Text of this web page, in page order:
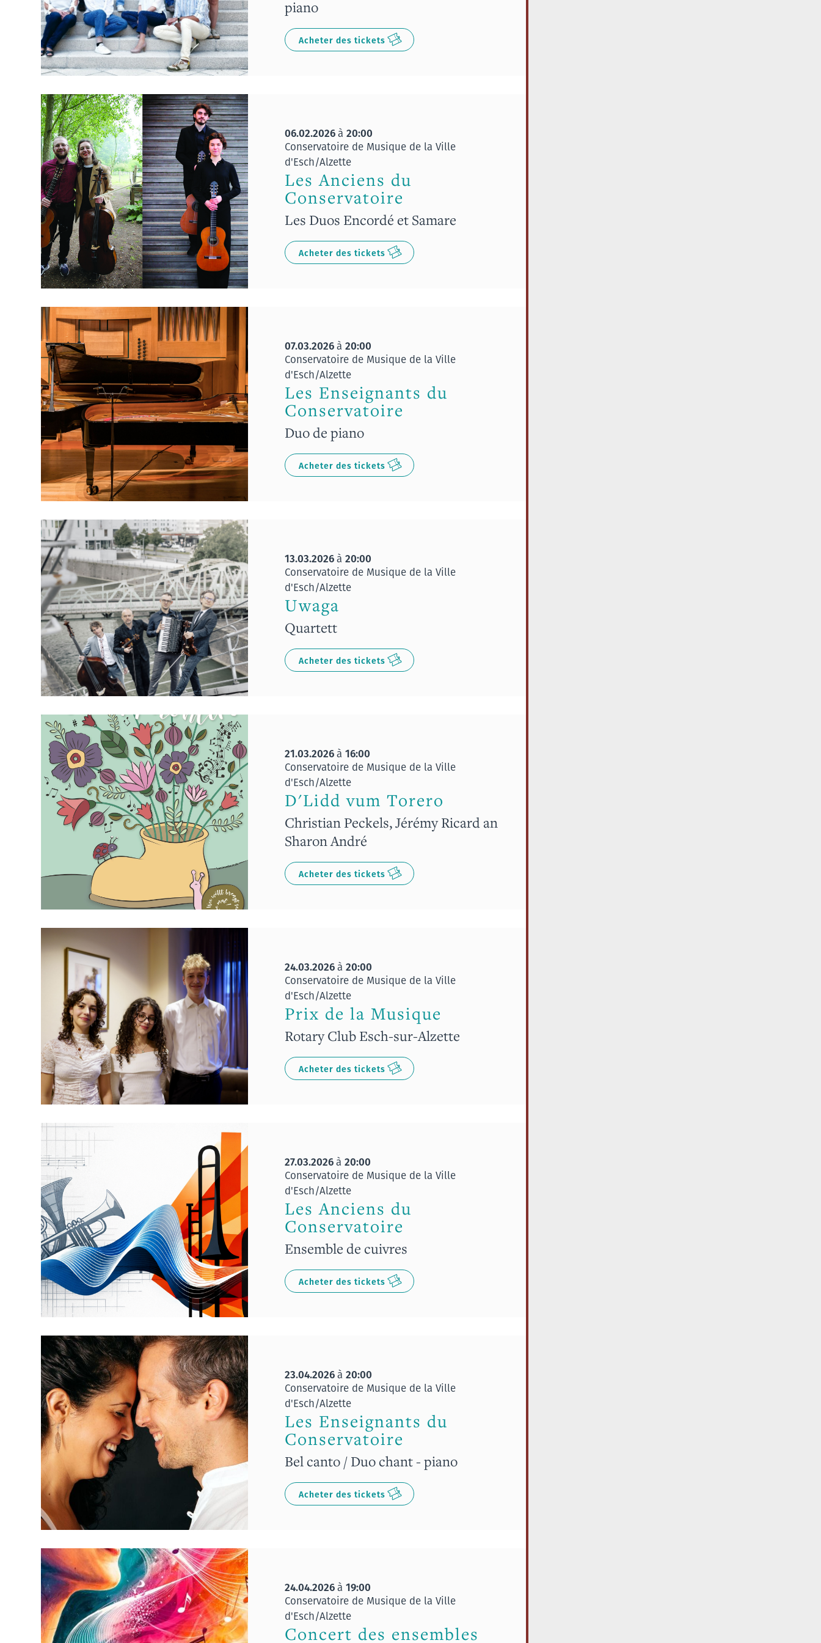
piano
Acheter des tickets
06.02.2026à 20:00
Conservatoire de Musique de la Ville
d'Esch/Alzette
Les Anciens du
Conservatoire
Les Duos Encordé et Samare
Acheter des tickets
07.03.2026à 20:00
Conservatoire de Musique de la Ville
d'Esch/Alzette
Les Enseignants du
Conservatoire
Duo de piano
Acheter des tickets
13.03.2026à 20:00
Conservatoire de Musique de la Ville
d'Esch/Alzette
Uwaga
Quartett
Acheter des tickets
21.03.2026à 16:00
Conservatoire de Musique de la Ville
d'Esch/Alzette
D'Lidd vum Torero
Christian Peckels, Jérémy Ricard an
Sharon André
Acheter des tickets
24.03.2026à 20:00
Conservatoire de Musique de la Ville
d'Esch/Alzette
Prix de la Musique
Rotary Club Esch-sur-Alzette
Acheter des tickets
27.03.2026à 20:00
Conservatoire de Musique de la Ville
d'Esch/Alzette
Les Anciens du
Conservatoire
Ensemble de cuivres
Acheter des tickets
23.04.2026à 20:00
Conservatoire de Musique de la Ville
d'Esch/Alzette
Les Enseignants du
Conservatoire
Bel canto / Duo chant - piano
Acheter des tickets
24.04.2026à 19:00
Conservatoire de Musique de la Ville
d'Esch/Alzette
Concert des ensembles